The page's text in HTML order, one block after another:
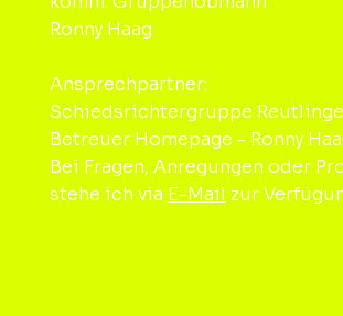
Ronny Haag
Ansprechpartner:
Schiedsrichtergruppe
Betreuer Homepage - Ronny
Bei Fragen, Anregungen oder
stehe ich via E-Mail zur